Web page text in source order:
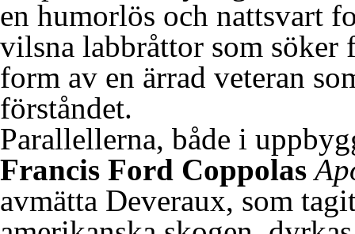
en humorlös och nattsvart
vilsna labbråttor som
form av en ärrad veteran
förståndet.
Parallellerna, både i
Francis Ford Coppolas
avmätta Deveraux, som